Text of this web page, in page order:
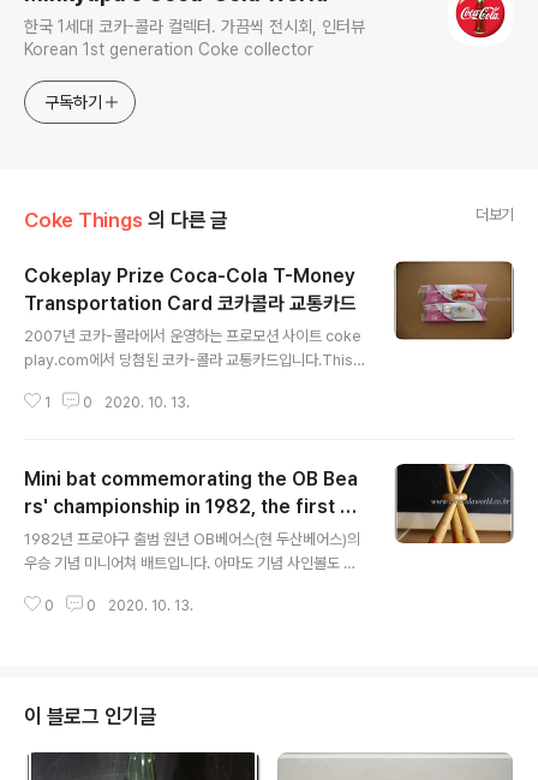
한국 1세대 코카-콜라 컬렉터. 가끔씩 전시회, 인터뷰
Korean 1st generation Coke collector
구독하기
Coke Things 의 다른 글 더보기
Cokeplay Prize Coca-Cola T-Money
Transportation Card 코카콜라 교통카드
2007년 코카-콜라에서 운영하는 프로모션 사이트 coke
play.com에서 당첨된 코카-콜라 교통카드입니다.This i
cokeplay.com, a promotional site operated by
트가 적립되고, 적립된 포인트로 경품 행사에 응모하거나
제휴된 게임 사이트의 아이템이나 MP3를 다운받을 수 있
는 연중 프로모션을 운영했습니다.Coca-Cola ran pro
motions throughout the year where you could e
arn points by entering the se..
1 0 2020. 10. 13.
Mini bat commemorating the OB Bea
rs' championship in 1982, the first ye
ar of Korean professional baseball
1982년 프로야구 출범 원년 OB베어스(현 두산베어스)의
우승 기념 미니어쳐 배트입니다. 아마도 기념 사인볼도 있
진속의 야구공은 일본 WCCT에서 구입한 코카-콜라 브랜
ssional baseball in Korea. There likely was also
a commemorative signed ball, but I only receive
d the bat when I purchased it at auction...
0 0 2020. 10. 13.
이 블로그 인기글